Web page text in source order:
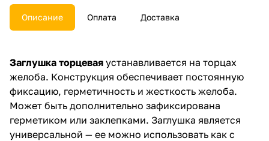
Описание Оплата Доставка
Заглушка торцевая устанавливается на торцах
желоба. Конструкция обеспечивает постоянную
фиксацию, герметичность и жесткость желоба.
Может быть дополнительно зафиксирована
герметиком или заклепками. Заглушка является
универсальной — ее можно использовать как с